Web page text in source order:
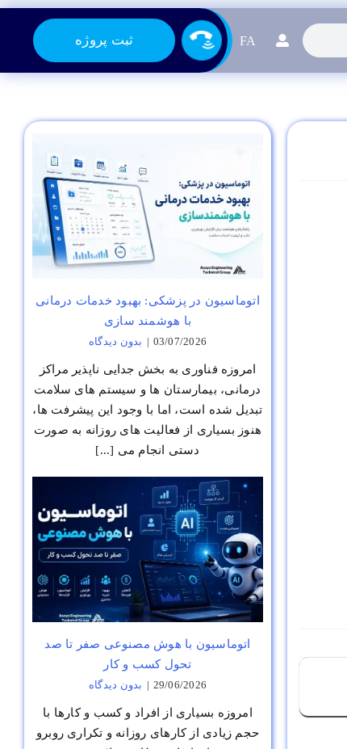
FA ثبت پروژه
اتوماسیون در پزشکی: بهبود خدمات درمانی
با هوشمند سازی
03/07/2026
| بدون ديدگاه
امروزه فناوری به بخش جدایی ناپذیر مراکز
درمانی، بیمارستان ها و سیستم های سلامت
تبدیل شده است، اما با وجود این پیشرفت ها،
هنوز بسیاری از فعالیت های روزانه به صورت
دستی انجام می [...]
اتوماسیون با هوش مصنوعی صفر تا صد
تحول کسب و کار
29/06/2026
| بدون ديدگاه
امروزه بسیاری از افراد و کسب و کارها با
حجم زیادی از کارهای روزانه و تکراری روبرو